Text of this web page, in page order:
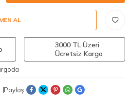
AL
3000 TL Üzeri
Ücretsiz Kargo
Paylaş